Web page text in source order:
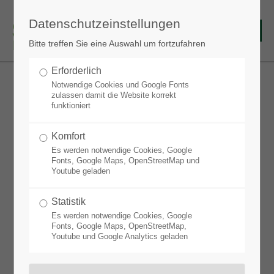
Datenschutzeinstellungen
Bitte treffen Sie eine Auswahl um fortzufahren
Erforderlich
Notwendige Cookies und Google Fonts
zulassen damit die Website korrekt
funktioniert
Komfort
Es werden notwendige Cookies, Google
Fonts, Google Maps, OpenStreetMap und
Youtube geladen
Statistik
Es werden notwendige Cookies, Google
Fonts, Google Maps, OpenStreetMap,
Youtube und Google Analytics geladen